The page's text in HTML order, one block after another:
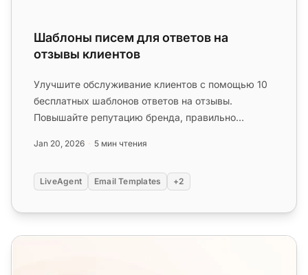
Шаблоны писем для ответов на
отзывы клиентов
Улучшите обслуживание клиентов с помощью 10
бесплатных шаблонов ответов на отзывы.
Повышайте репутацию бренда, правильно
Jan 20, 2026 5 мин чтения
LiveAgent Email Templates +2
Шаблоны ответов на жалобы в социальных сетях